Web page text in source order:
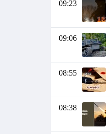
09:23
09:06
08:55
08:38